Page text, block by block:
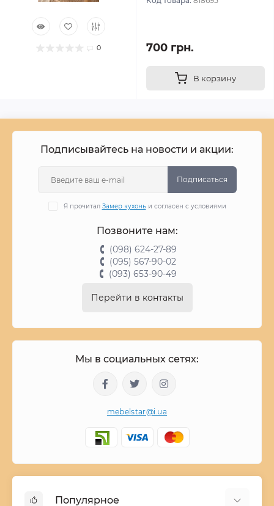
0 700 грн.
В корзину
Подписывайтесь на новости и акции:
Подписаться
Я прочитал Замер кухоньи согласен с условиями
Позвоните нам:
(098) 624-27-89
(095) 567-90-02
(093) 653-90-49
Перейти в контакты
Мы в социальных сетях:
mebelstar@i.ua
Популярное